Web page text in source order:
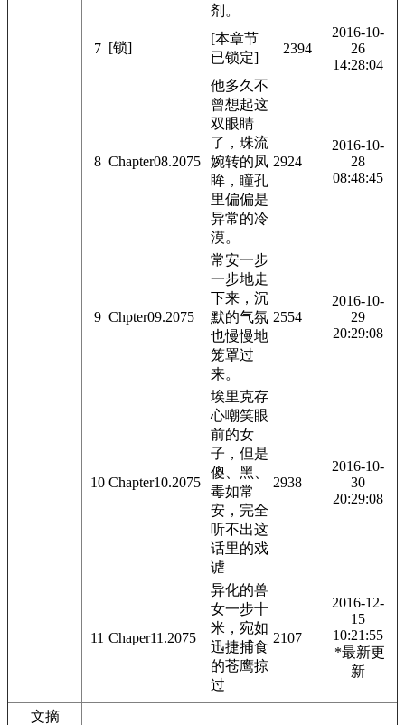
剂。
7 [锁]
[本章节
已锁定]
2394
2016-10-
26
14:28:04
8 Chapter08.2075
他多久不
曾想起这
双眼睛
了，珠流
婉转的凤
眸，瞳孔
里偏偏是
异常的冷
漠。
2924
2016-10-
28
08:48:45
9 Chpter09.2075
常安一步
一步地走
下来，沉
默的气氛
也慢慢地
笼罩过
来。
2554
2016-10-
29
20:29:08
10 Chapter10.2075
埃里克存
心嘲笑眼
前的女
子，但是
傻、黑、
毒如常
安，完全
听不出这
话里的戏
谑
2938
2016-10-
30
20:29:08
11 Chaper11.2075
异化的兽
女一步十
米，宛如
迅捷捕食
的苍鹰掠
过
2107
2016-12-
15
10:21:55
*最新更
新
文摘